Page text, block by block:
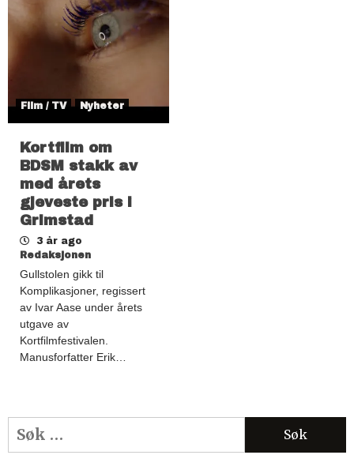
Film / TV Nyheter
Kortfilm om
BDSM stakk av
med årets
gjeveste pris i
Grimstad
3 år ago
Redaksjonen
Gullstolen gikk til
Komplikasjoner, regissert
av Ivar Aase under årets
utgave av
Kortfilmfestivalen.
Manusforfatter Erik…
Søk
etter: